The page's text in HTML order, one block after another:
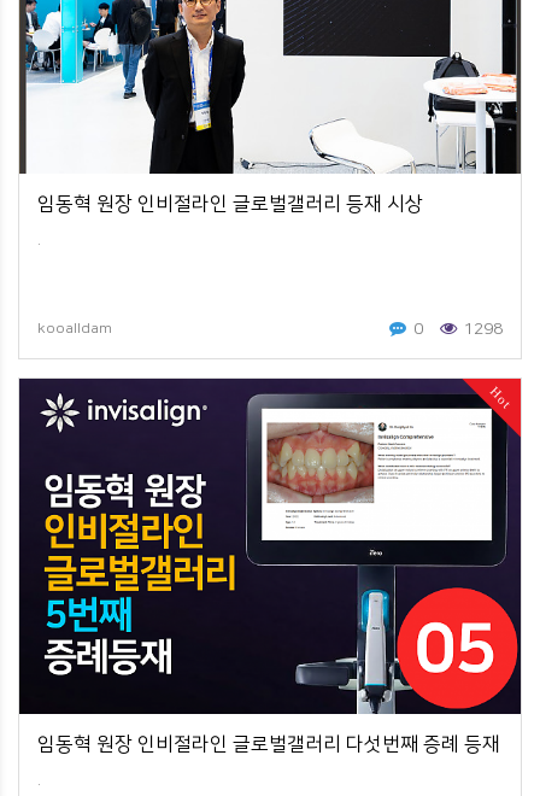
임동혁 원장 인비절라인 글로벌갤러리 등재 시상
kooalldam 0 1298
Hot
임동혁 원장 인비절라인 글로벌갤러리 다섯번째 증례 등재